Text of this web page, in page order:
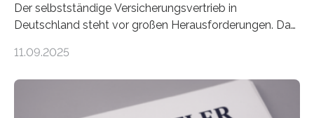
Der selbstständige Versicherungsvertrieb in
Deutschland steht vor großen Herausforderungen. Das
Dr. Matthias Beenken und Prof. Dr. Lukas Linnenbrink
Bundesverbands Deutscher Versicherungskaufleute e.V.
durchgeführt haben. Die Studie basiert auf den
11.09.2025